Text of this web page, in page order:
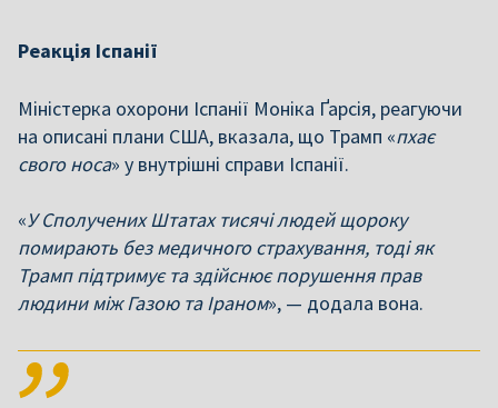
Реакція Іспанії
Міністерка охорони Іспанії Моніка Ґарсія, реагуючи
на описані плани США, вказала, що Трамп «пхає
свого носа» у внутрішні справи Іспанії.
«У Сполучених Штатах тисячі людей щороку
помирають без медичного страхування, тоді як
Трамп підтримує та здійснює порушення прав
людини між Газою та Іраном», — додала вона.